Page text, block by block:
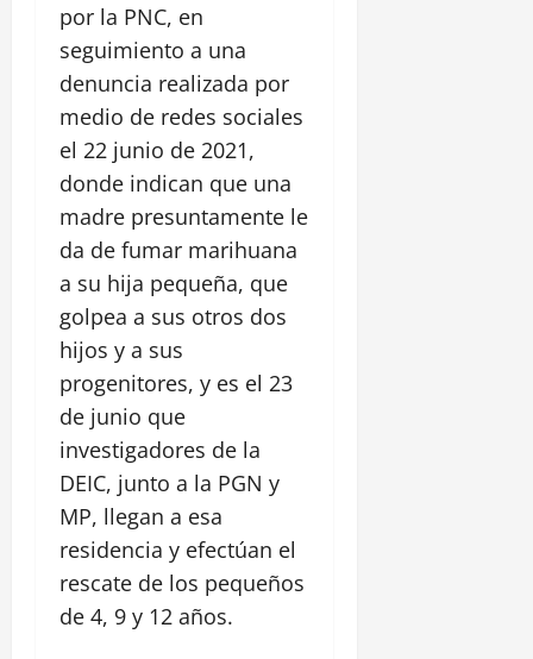
por la PNC, en
seguimiento a una
denuncia realizada por
medio de redes sociales
el 22 junio de 2021,
donde indican que una
madre presuntamente le
da de fumar marihuana
a su hija pequeña, que
golpea a sus otros dos
hijos y a sus
progenitores, y es el 23
de junio que
investigadores de la
DEIC, junto a la PGN y
MP, llegan a esa
residencia y efectúan el
rescate de los pequeños
de 4, 9 y 12 años.